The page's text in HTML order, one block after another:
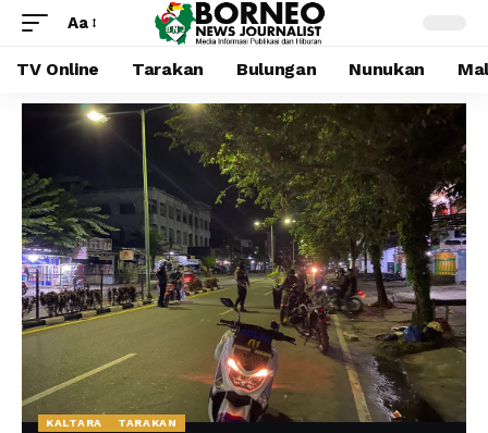
Aa
TV Online Tarakan Bulungan Nunukan
KALTARA TARAKAN